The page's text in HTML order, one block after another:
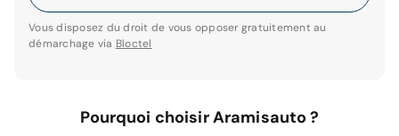
Vous disposez du droit de vous opposer gratuitement au
démarchage via Bloctel
Pourquoi choisir Aramisauto ?